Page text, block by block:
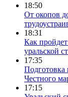
18:50
От окопов
18:31
Как
уральской
17:35
Подготовка
Честного
17:15